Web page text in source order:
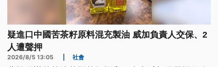
疑進口中國苦茶籽原料混充製油 威加負責人交保、2
人遭聲押
2026/8/5 13:05 社會